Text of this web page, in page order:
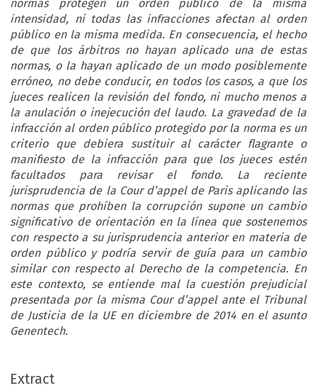
normas protegen un orden público de la misma
intensidad, ni todas las infracciones afectan al orden
público en la misma medida. En consecuencia, el hecho
de que los árbitros no hayan aplicado una de estas
normas, o la hayan aplicado de un modo posiblemente
erróneo, no debe conducir, en todos los casos, a que los
jueces realicen la revisión del fondo, ni mucho menos a
la anulación o inejecución del laudo. La gravedad de la
infracción al orden público protegido por la norma es un
criterio que debiera sustituir al carácter flagrante o
manifiesto de la infracción para que los jueces estén
facultados para revisar el fondo. La reciente
jurisprudencia de la Cour d’appel de Paris aplicando las
normas que prohíben la corrupción supone un cambio
significativo de orientación en la línea que sostenemos
con respecto a su jurisprudencia anterior en materia de
orden público y podría servir de guía para un cambio
similar con respecto al Derecho de la competencia. En
este contexto, se entiende mal la cuestión prejudicial
presentada por la misma Cour d’appel ante el Tribunal
de Justicia de la UE en diciembre de 2014 en el asunto
Genentech.
Extract